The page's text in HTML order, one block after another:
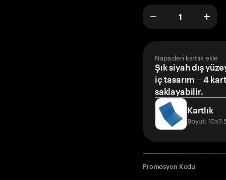
Napa deri kartlık ekle
Şık siyah dış
iç tasarım – 4
saklayabilir.
Kartlık
Boyut:
Promosyon Kodu